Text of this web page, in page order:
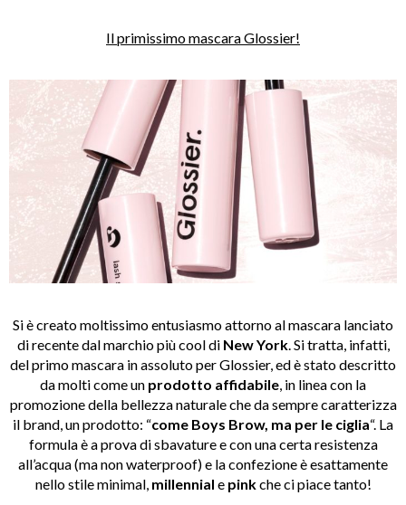
Il primissimo mascara Glossier!
Si è creato moltissimo entusiasmo attorno al mascara lanciato
di recente dal marchio più cool diNew York. Si tratta, infatti,
del primo mascara in assoluto per Glossier, ed è stato descritto
da molti come un prodotto affidabile , in linea con la
promozione della bellezza naturale che da sempre caratterizza
il brand, un prodotto: “come Boys Brow, ma per le ciglia“. La
formula è a prova di sbavature e con una certa resistenza
all’acqua (ma non waterproof) e la confezione è esattamente
nello stile minimal, millennial e pinkche ci piace tanto!